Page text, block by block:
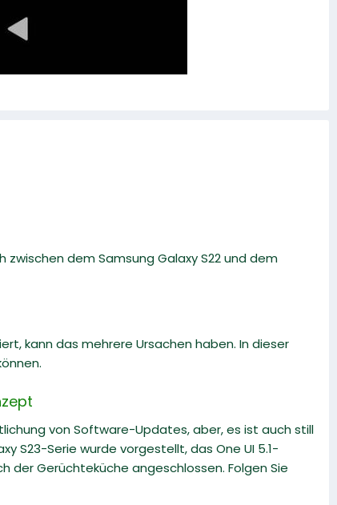
zwischen dem Samsung Galaxy S22 und dem
kann das mehrere Ursachen haben. In dieser
von Software-Updates, aber, es ist auch still
S23-Serie wurde vorgestellt, das One UI 5.1-
der Gerüchteküche angeschlossen. Folgen Sie